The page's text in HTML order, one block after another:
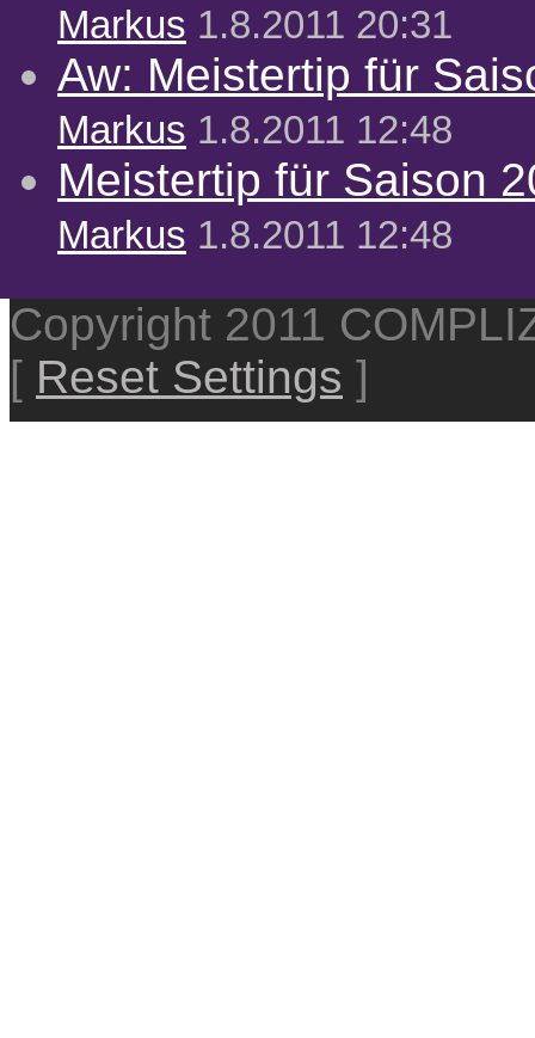
Markus 1.8.2011 20:31
Aw: Meistertip für
Markus 1.8.2011 12:48
Meistertip für Saison
Markus 1.8.2011 12:48
Copyright 2011
[ Reset Settings ]